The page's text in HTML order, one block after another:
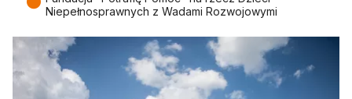
Niepełnosprawnych z Wadami Rozwojowymi